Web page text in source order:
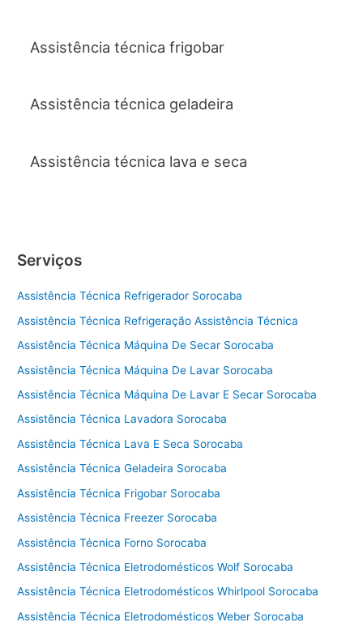
Assistência técnica frigobar
Assistência técnica geladeira
Assistência técnica lava e seca
Serviços
Assistência Técnica Refrigerador Sorocaba
Assistência Técnica Refrigeração Assistência Técnica
Assistência Técnica Máquina De Secar Sorocaba
Assistência Técnica Máquina De Lavar Sorocaba
Assistência Técnica Máquina De Lavar E Secar Sorocaba
Assistência Técnica Lavadora Sorocaba
Assistência Técnica Lava E Seca Sorocaba
Assistência Técnica Geladeira Sorocaba
Assistência Técnica Frigobar Sorocaba
Assistência Técnica Freezer Sorocaba
Assistência Técnica Forno Sorocaba
Assistência Técnica Eletrodomésticos Wolf Sorocaba
Assistência Técnica Eletrodomésticos Whirlpool Sorocaba
Assistência Técnica Eletrodomésticos Weber Sorocaba